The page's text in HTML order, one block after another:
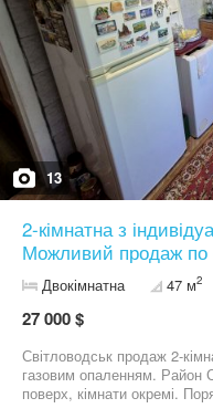
13
2-кімнатна з
Можливий продаж по
Двокімнатна 47 м2
27 000 $
Світловодськ продаж 2-
газовим опаленням. Район
поверх, кімнати окремі.